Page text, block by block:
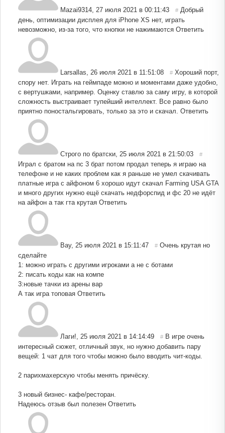
Mazai9314, 27 июля 2021 в 00:11:43 # Добрый
день, оптимизации дисплея для iPhone XS нет, играть
невозможно, из-за того, что кнопки не нажимаются Ответить
Larsallas, 26 июля 2021 в 11:51:08 # Хороший порт,
спору нет. Играть на геймпаде можно и моментами даже удобно,
с вертушками, например. Оценку ставлю за саму игру, в которой
сложность выстраивает тупейший интеллект. Все равно было
приятно поностальгировать, только за это и скачал. Ответить
Строго по братски, 25 июля 2021 в 21:50:03 #
Играл с братом на пс 3 брат потом продал теперь я играю на
телефоне и не каких проблем как я раньше не умел скачивать
платные игра с айфоном 6 хорошо идут скачал Farming USA GTA
и много других нужно ещё скачать недфорспид и фс 20 не идёт
на айфон а так гта крутая Ответить
Вау, 25 июля 2021 в 15:11:47 # Очень крутая но
сделайте
1: можно играть с другими игроками а не с ботами
2: писать коды как на компе
3:новые тачки из арены вар
А так игра топовая Ответить
Лаги!, 25 июля 2021 в 14:14:49 # В игре очень
интересный сюжет, отличный звук, но нужно добавить пару
вещей: 1 чат для того чтобы можно было вводить чит-коды.
2 парихмахерскую чтобы менять причёску.
3 новый бизнес- кафе/ресторан.
Надеюсь отзыв был полезен Ответить